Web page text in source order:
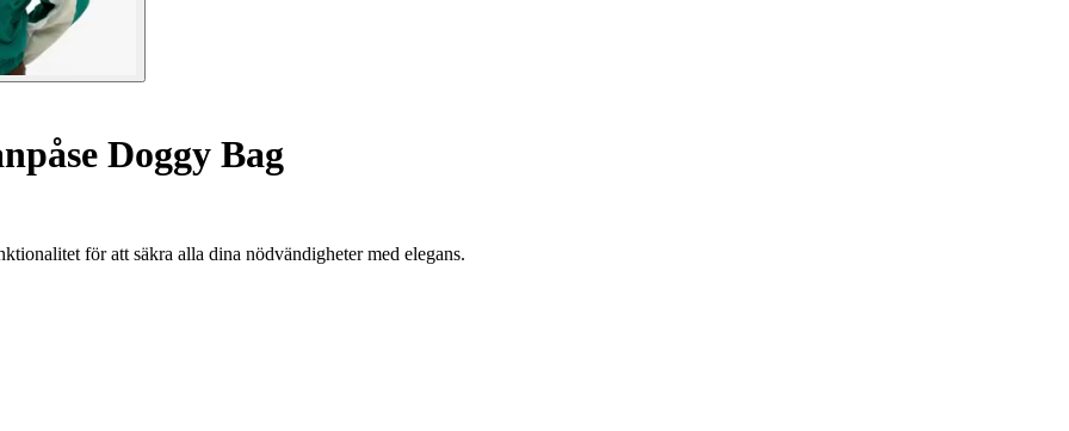
Doggy Bag
för att säkra alla dina nödvändigheter med elegans.